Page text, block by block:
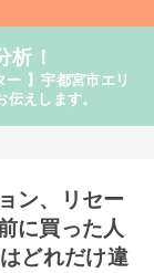
析！
ー 】宇都宮市エリ
えします。
ン、リセー
に買った人
どれだけ違